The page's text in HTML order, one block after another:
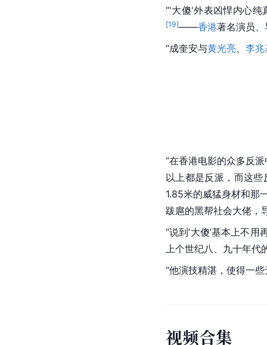
“'大傻'外表凶悍内心纯
[19]——香港著名演员、
“成奎安与黄光亮、 李兆
“在香港电影的众多反
以上都是反派，而这
1.85米的威猛身材和那
跋扈的黑帮社会大佬，
“说到‘大傻’基本上不
上个世纪八、九十年代
“他演技精湛，使得一
视频合集